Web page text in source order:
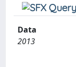
Data
2013